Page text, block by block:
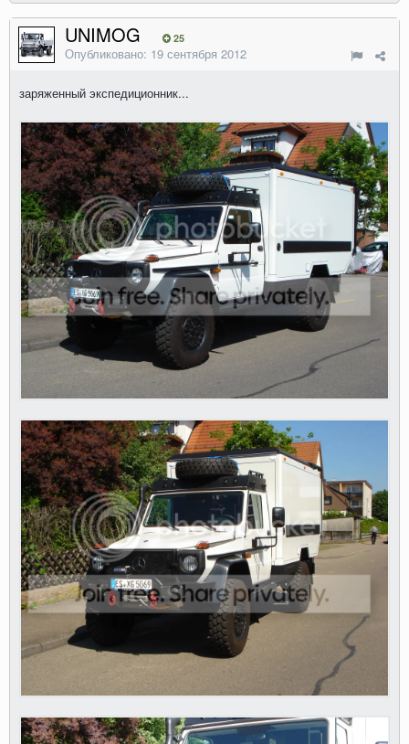
UNIMOG 25
Опубликовано: 19 сентября 2012
заряженный экспедиционник...